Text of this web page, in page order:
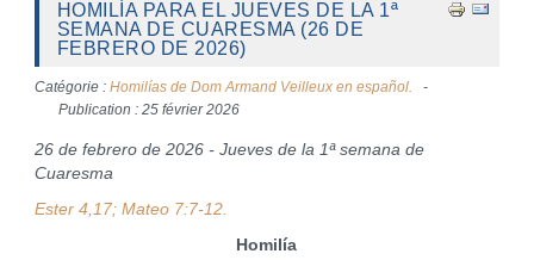
HOMILÍA PARA EL JUEVES DE LA 1ª
SEMANA DE CUARESMA (26 DE
FEBRERO DE 2026)
Catégorie : Homilías de Dom Armand Veilleux en español.
Publication : 25 février 2026
26 de febrero de 2026 - Jueves de la 1ª semana de
Cuaresma
Ester 4,17; Mateo 7:7-12.
Homilía